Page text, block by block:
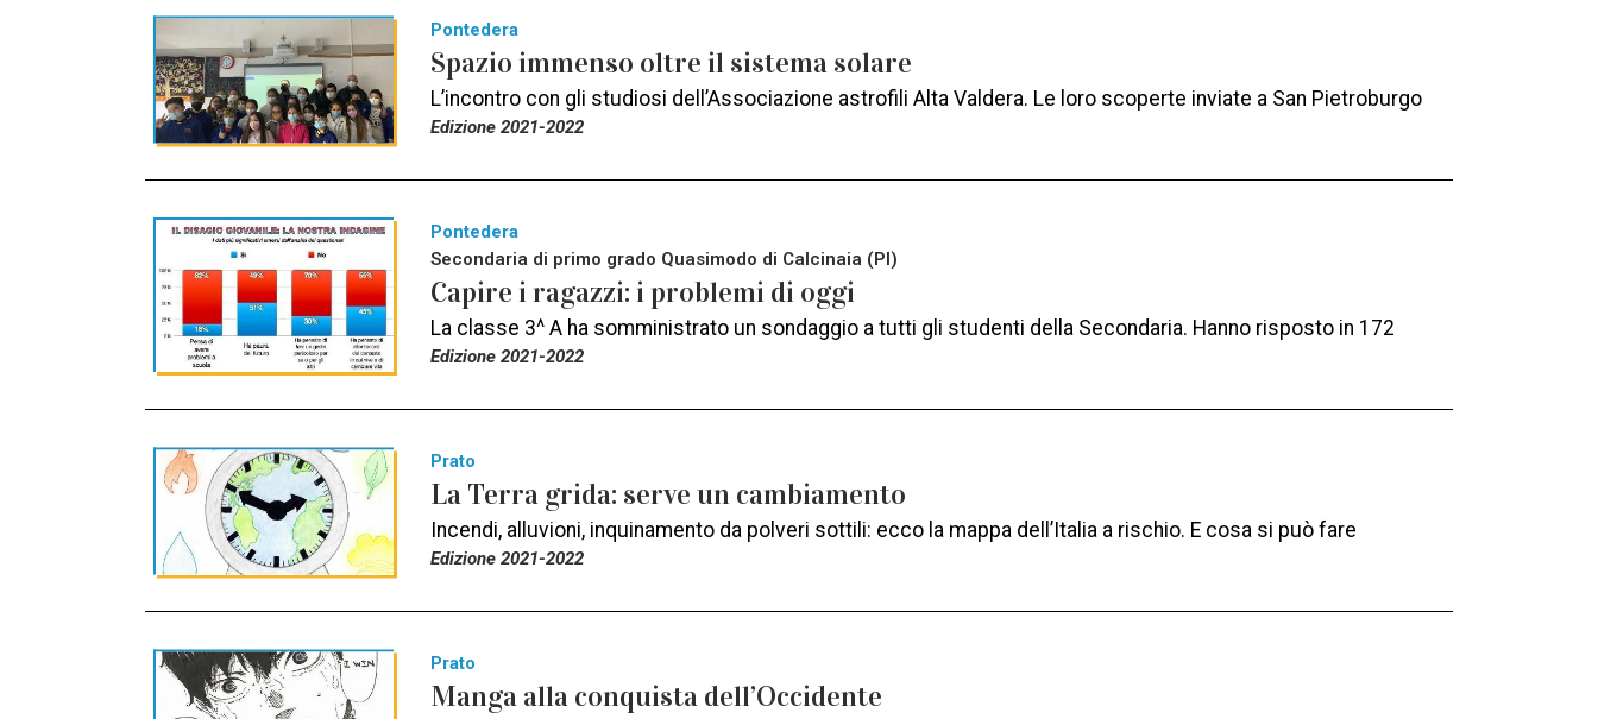
Pontedera
Spazio immenso oltre il sistema solare
L’incontro con gli studiosi dell’Associazione astrofili Alta Valdera. Le loro scoperte inviate a San Pietroburgo
Edizione 2021-2022
Pontedera
Secondaria di primo grado Quasimodo di Calcinaia (PI)
Capire i ragazzi: i problemi di oggi
La classe 3^ A ha somministrato un sondaggio a tutti gli studenti della Secondaria. Hanno risposto in 172
Edizione 2021-2022
Prato
La Terra grida: serve un cambiamento
Incendi, alluvioni, inquinamento da polveri sottili: ecco la mappa dell’Italia a rischio. E cosa si può fare
Edizione 2021-2022
Prato
Manga alla conquista dell’Occidente